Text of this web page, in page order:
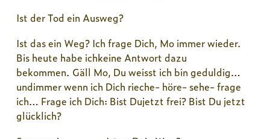
Ist der Tod ein Ausweg?
Ist das ein Weg? Ich frage Dich, Mo immer wieder.
Bis heute habe ichkeine Antwort dazu
bekommen. Gäll Mo, Du weisst ich bin geduldig…
undimmer wenn ich Dich rieche- höre- sehe- frage
ich… Frage ich Dich: Bist Dujetzt frei? Bist Du jetzt
glücklich?